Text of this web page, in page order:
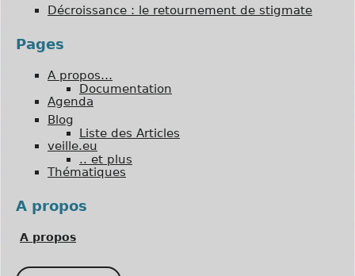
Décroissance : le retournement de stigmate
Pages
A propos…
Documentation
Agenda
Blog
Liste des Articles
veille.eu
.. et plus
Thématiques
A propos
A propos